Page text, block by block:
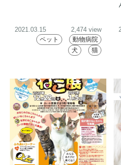
2021.03.15
2,474 view
ペット
動物病院
犬
猫